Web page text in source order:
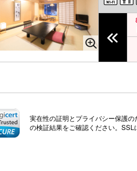
実在性の証明とプライバシー保護
の検証結果をご確認ください。